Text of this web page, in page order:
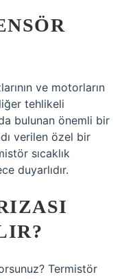
ve motorların
tehlikeli
bulunan önemli bir
verilen özel bir
sıcaklık
duyarlıdır.
Termistör